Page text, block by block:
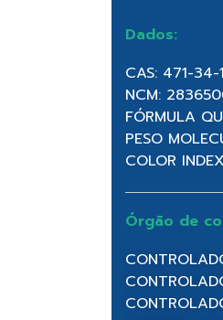
Dados:
CAS: 471-34-1
NCM:
FÓRMULA
PESO
COLOR
Órgão de